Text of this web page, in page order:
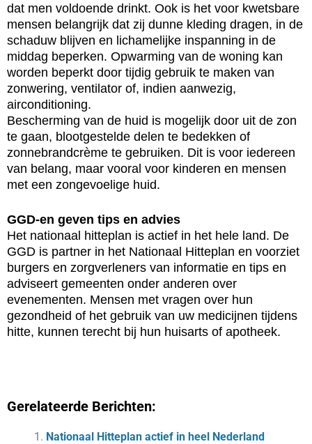
dat men voldoende drinkt. Ook is het voor kwetsbare
mensen belangrijk dat zij dunne kleding dragen, in de
schaduw blijven en lichamelijke inspanning in de
middag beperken. Opwarming van de woning kan
worden beperkt door tijdig gebruik te maken van
zonwering, ventilator of, indien aanwezig,
airconditioning.
Bescherming van de huid is mogelijk door uit de zon
te gaan, blootgestelde delen te bedekken of
zonnebrandcrème te gebruiken. Dit is voor iedereen
van belang, maar vooral voor kinderen en mensen
met een zongevoelige huid.
GGD-en geven tips en advies
Het nationaal hitteplan is actief in het hele land. De
GGD is partner in het Nationaal Hitteplan en voorziet
burgers en zorgverleners van informatie en tips en
adviseert gemeenten onder anderen over
evenementen. Mensen met vragen over hun
gezondheid of het gebruik van uw medicijnen tijdens
hitte, kunnen terecht bij hun huisarts of apotheek.
Gerelateerde Berichten:
Nationaal Hitteplan actief in heel Nederland